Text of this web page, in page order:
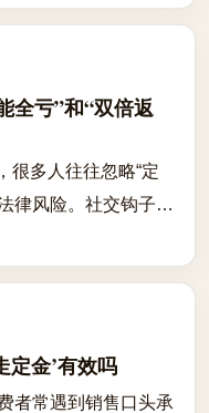
法院是否认可...
全亏”和“双倍返
很多人往往忽略“定
律风险。社交钩子在
钱随时可以退回，反
“定金”。...
定金’有效吗
者常遇到销售口头承